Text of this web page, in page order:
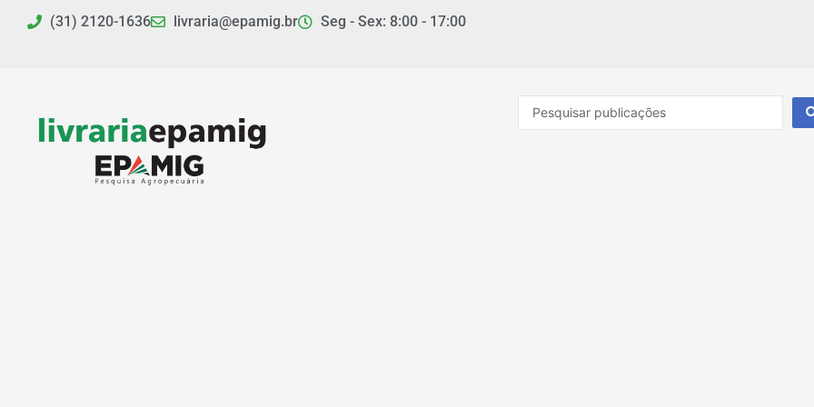
(31) 2120-1636 livraria@epamig.br Seg - Sex: 8:00 - 17:00
Pesquisar
...